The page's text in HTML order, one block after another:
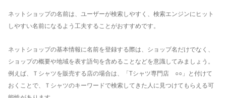
ネットショップの名前は、ユーザーが検索しやすく、検索エンジンにヒット
しやすい名前になるよう工夫することがおすすめです。
ネットショップの基本情報に名前を登録する際は、ショップ名だけでなく、
ショップの概要や地域を表す語句を含めることなどを意識してみましょう。
例えば、Ｔシャツを販売する店の場合は、「Tシャツ専門店 ○○」と付けて
おくことで、Ｔシャツのキーワードで検索してきた人に見つけてもらえる可